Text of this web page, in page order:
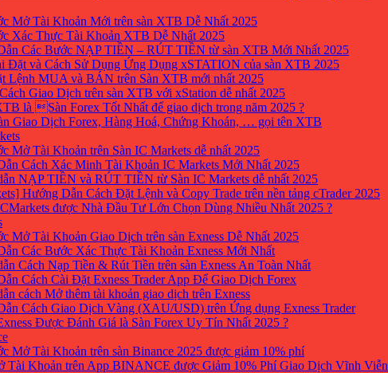
Mở Tài Khoản Mới trên sàn XTB Dễ Nhất 2025
Xác Thực Tài Khoản XTB Dễ Nhất 2025
Các Bước NẠP TIỀN – RÚT TIỀN từ sàn XTB Mới Nhất 2025
Đặt và Cách Sử Dụng Ứng Dụng xSTATION của sàn XTB 2025
Lệnh MUA và BÁN trên Sàn XTB mới nhất 2025
Giao Dịch trên sàn XTB với xStation dễ nhất 2025
là Sàn Forex Tốt Nhất để giao dịch trong năm 2025 ?
Giao Dịch Forex, Hàng Hoá, Chứng Khoán, … gọi tên XTB
Mở Tài Khoản trên Sàn IC Markets dễ nhất 2025
Cách Xác Minh Tài Khoản IC Markets Mới Nhất 2025
NẠP TIỀN và RÚT TIỀN từ Sàn IC Markets dễ nhất 2025
Hướng Dẫn Cách Đặt Lệnh và Copy Trade trên nền tảng cTrader 2025
được Nhà Đầu Tư Lớn Chọn Dùng Nhiều Nhất 2025 ?
Mở Tài Khoản Giao Dịch trên sàn Exness Dễ Nhất 2025
Các Bước Xác Thực Tài Khoản Exness Mới Nhất
Cách Nạp Tiền & Rút Tiền trên sàn Exness An Toàn Nhất
Cách Cài Đặt Exness Trader App Để Giao Dịch Forex
cách Mở thêm tài khoản giao dịch trên Exness
Cách Giao Dịch Vàng (XAU/USD) trên Ứng dụng Exness Trader
Được Đánh Giá là Sàn Forex Uy Tín Nhất 2025 ?
Mở Tài Khoản trên sàn Binance 2025 được giảm 10% phí
Tài Khoản trên App BINANCE được Giảm 10% Phí Giao Dịch Vĩnh Viễn